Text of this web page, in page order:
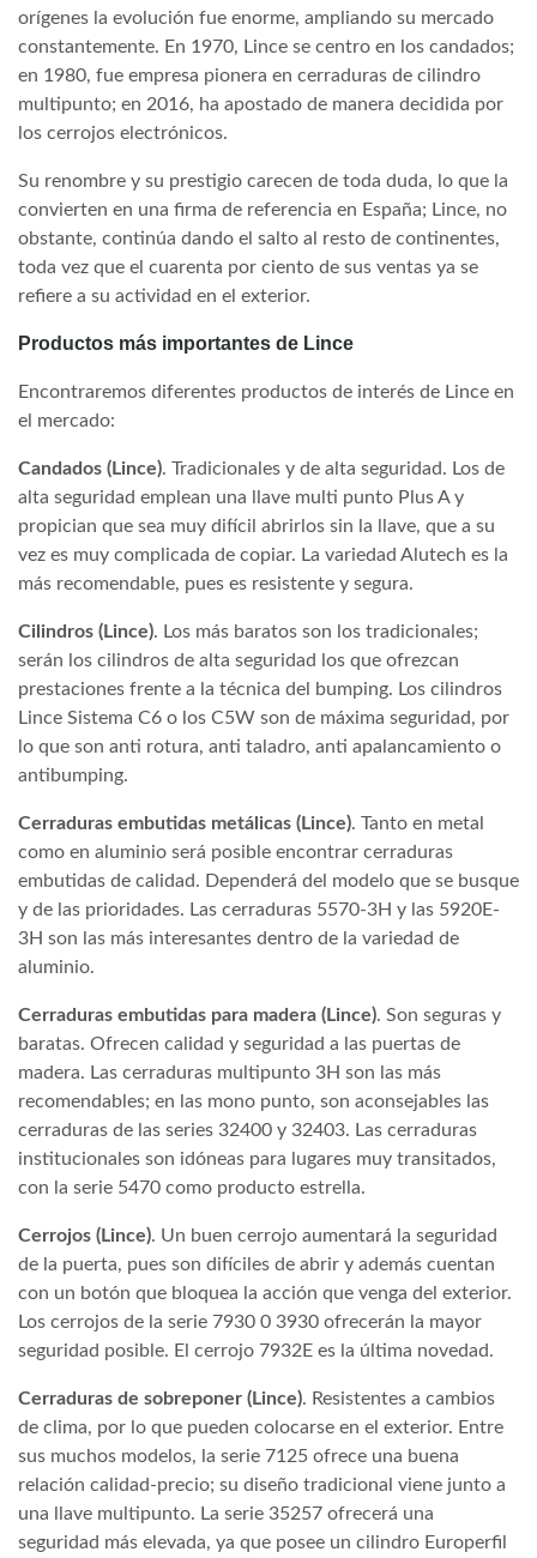
orígenes la evolución fue enorme, ampliando su mercado
constantemente. En 1970, Lince se centro en los candados;
en 1980, fue empresa pionera en cerraduras de cilindro
multipunto; en 2016, ha apostado de manera decidida por
los cerrojos electrónicos.
Su renombre y su prestigio carecen de toda duda, lo que la
convierten en una firma de referencia en España; Lince, no
obstante, continúa dando el salto al resto de continentes,
toda vez que el cuarenta por ciento de sus ventas ya se
refiere a su actividad en el exterior.
Productos más importantes de Lince
Encontraremos diferentes productos de interés de Lince en
el mercado:
Candados (Lince). Tradicionales y de alta seguridad. Los de
alta seguridad emplean una llave multi punto Plus A y
propician que sea muy difícil abrirlos sin la llave, que a su
vez es muy complicada de copiar. La variedad Alutech es la
más recomendable, pues es resistente y segura.
Cilindros (Lince). Los más baratos son los tradicionales;
serán los cilindros de alta seguridad los que ofrezcan
prestaciones frente a la técnica del bumping. Los cilindros
Lince Sistema C6 o los C5W son de máxima seguridad, por
lo que son anti rotura, anti taladro, anti apalancamiento o
antibumping.
Cerraduras embutidas metálicas (Lince). Tanto en metal
como en aluminio será posible encontrar cerraduras
embutidas de calidad. Dependerá del modelo que se busque
y de las prioridades. Las cerraduras 5570-3H y las 5920E-
3H son las más interesantes dentro de la variedad de
aluminio.
Cerraduras embutidas para madera (Lince). Son seguras y
baratas. Ofrecen calidad y seguridad a las puertas de
madera. Las cerraduras multipunto 3H son las más
recomendables; en las mono punto, son aconsejables las
cerraduras de las series 32400 y 32403. Las cerraduras
institucionales son idóneas para lugares muy transitados,
con la serie 5470 como producto estrella.
Cerrojos (Lince). Un buen cerrojo aumentará la seguridad
de la puerta, pues son difíciles de abrir y además cuentan
con un botón que bloquea la acción que venga del exterior.
Los cerrojos de la serie 7930 0 3930 ofrecerán la mayor
seguridad posible. El cerrojo 7932E es la última novedad.
Cerraduras de sobreponer (Lince). Resistentes a cambios
de clima, por lo que pueden colocarse en el exterior. Entre
sus muchos modelos, la serie 7125 ofrece una buena
relación calidad-precio; su diseño tradicional viene junto a
una llave multipunto. La serie 35257 ofrecerá una
seguridad más elevada, ya que posee un cilindro Europerfil